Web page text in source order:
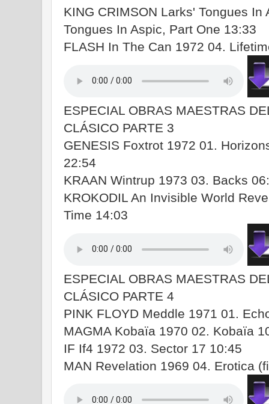
KING CRIMSON Larks' Tongues
Tongues In Aspic, Part One 13:33
FLASH In The Can 1972 04.
ESPECIAL OBRAS MAESTRAS
CLÁSICO PARTE 3
GENESIS Foxtrot 1972 01.
22:54
KRAAN Wintrup 1973 03. Backs
KROKODIL An Invisible World
Time 14:03
ESPECIAL OBRAS MAESTRAS
CLÁSICO PARTE 4
PINK FLOYD Meddle 1971 01.
MAGMA Kobaïa 1970 02. Kobaïa
IF If4 1972 03. Sector 17 10:45
MAN Revelation 1969 04. Erotica